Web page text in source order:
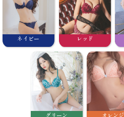
ネイビー レッド
グリーン オレンジ